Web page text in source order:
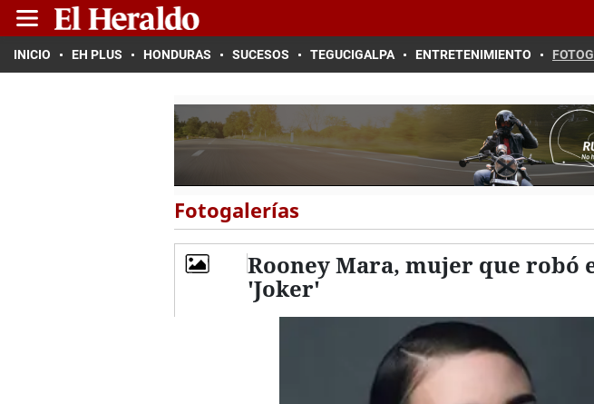
INICIO EH PLUS HONDURAS SUCESOS TEGUCIGALPA ENTRETENIMIENTO
Fotogalerías
Rooney Mara, mujer que robó
'Joker'